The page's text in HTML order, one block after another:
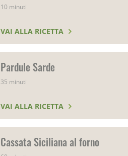
10 minuti
VAI ALLA RICETTA
Pardule Sarde
35 minuti
VAI ALLA RICETTA
Cassata Siciliana al forno